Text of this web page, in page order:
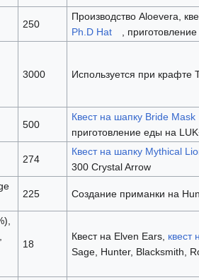
250
Производство Aloevera,
Ph.D Hat
,
3000 Используется при крафте
500
Квест на шапку Bride Mask
приготовление еды на
274
Квест на шапку Mythical
300 Crystal Arrow
225 Создание приманки на
18
Квест на Elven Ears, квест
Sage, Hunter, Blacksmith,